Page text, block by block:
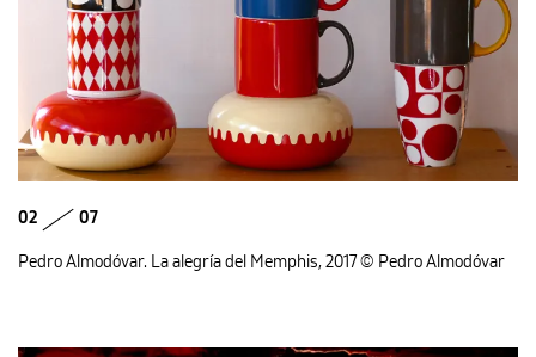
02 07
Pedro Almodóvar. La alegría del Memphis, 2017 © Pedro Almodóvar